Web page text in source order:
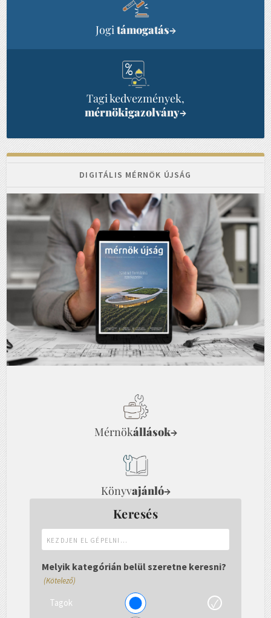
Jogi támogatás→
Tagi kedvezmények,
mérnökigazolvány→
DIGITÁLIS MÉRNÖK ÚJSÁG
Mérnökállások→
Könyvajánló→
Keresés
el
gépelni...
Melyik kategórián belül szeretne keresni?
(Kötelező)
Tagok